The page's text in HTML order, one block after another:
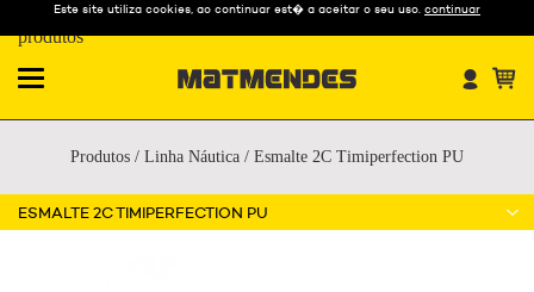
Este site utiliza cookies, ao continuar est� a aceitar o seu uso. continuar
Nossos
produtos
Produtos / Linha Náutica / Esmalte 2C Timiperfection PU
ESMALTE 2C TIMIPERFECTION PU